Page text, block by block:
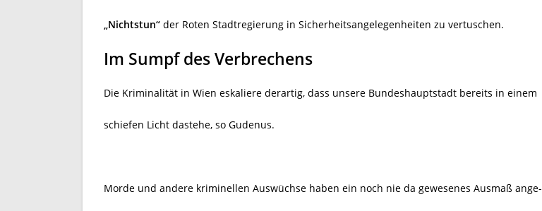
„Nichtstun“ der Roten Stadtregierung in Sicherheitsangelegenheiten zu vertuschen.
Im Sumpf des Verbrechens
Die Kriminalität in Wien eskaliere derartig, dass unsere Bundeshauptstadt bereits in einem
schiefen Licht dastehe, so Gudenus.
Morde und andere kriminellen Auswüchse haben ein noch nie da gewesenes Ausmaß ange-